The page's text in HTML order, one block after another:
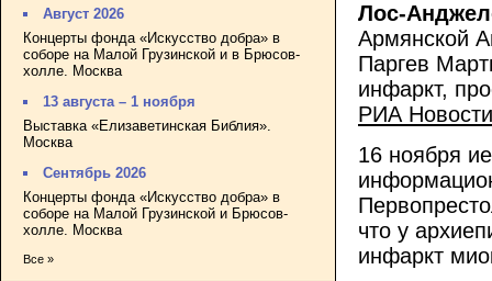
Август 2026
Концерты фонда «Искусство добра» в
соборе на Малой Грузинской и в Брюсов-
холле. Москва
13 августа – 1 ноября
Выставка «Елизаветинская Библия».
Москва
Сентябрь 2026
Концерты фонда «Искусство добра» в
соборе на Малой Грузинской и Брюсов-
холле. Москва
Все »
Лос-
Армянской
Паргев
инфаркт,
РИА Новости
16 ноября
что у
инфаркт